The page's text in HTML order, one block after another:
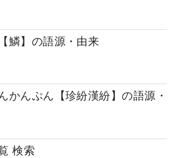
鱗】の語源・由来
かんぷん【珍紛漢紛】の語源・
検索